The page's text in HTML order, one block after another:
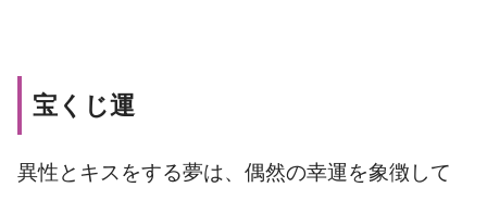
宝くじ運
異性とキスをする夢は、偶然の幸運を象徴して